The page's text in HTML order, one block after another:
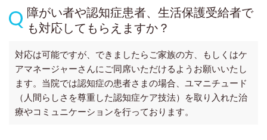
障がい者や認知症患者、生活保護受給者で
も対応してもらえますか？
対応は可能ですが、できましたらご家族の方、もしくはケ
アマネージャーさんにご同席いただけるようお願いいたし
ます。当院では認知症の患者さまの場合、ユマニチュード
（人間らしさを尊重した認知症ケア技法）を取り入れた治
療やコミュニケーションを行っております。